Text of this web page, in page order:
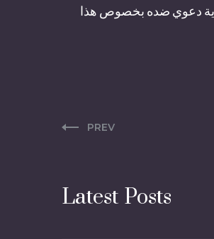
أية دعوي ضده بخصوص هذا
PREV
Latest Posts